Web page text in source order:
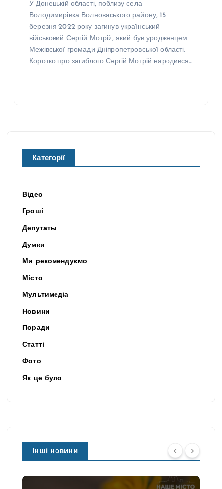
У Донецькій області, поблизу села
Володимирівка Волноваського району, 15
березня 2022 року загинув український
військовий Сергій Мотрій, який був уродженцем
Межівської громади Дніпропетровської області.
Коротко про загиблого Сергій Мотрій народився…
Категорії
Відео
Гроші
Депутаты
Думки
Ми рекомендуємо
Місто
Мультимедіа
Новини
Поради
Статті
Фото
Як це було
Інші новини